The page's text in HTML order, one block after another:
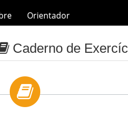
Orientador
Caderno de